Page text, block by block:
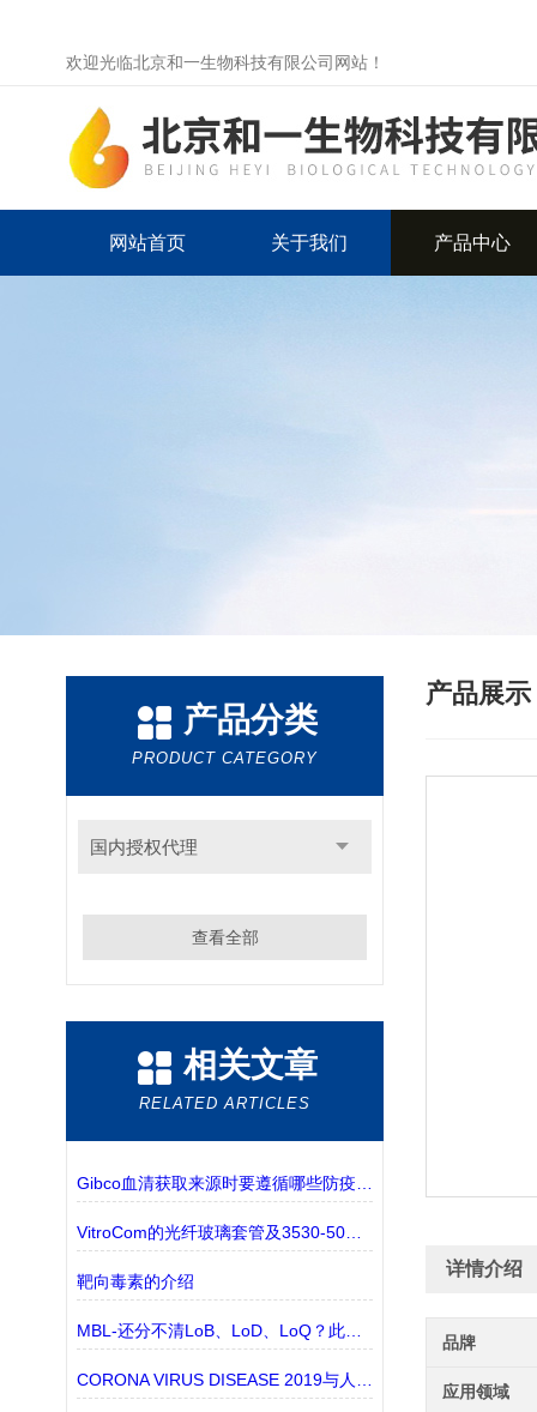
欢迎光临北京和一生物科技有限公司网站！
网站首页 关于我们 产品中心
产品分类
PRODUCT CATEGORY
国内授权代理
查看全部
相关文章
RELATED ARTICLES
VitroCom的光纤玻璃套管及3530-50有现货的介绍
靶向毒素的介绍
MBL-还分不清LoB、LoD、LoQ？此篇文章为你解答
产品展示
详情介绍
品牌
应用领域